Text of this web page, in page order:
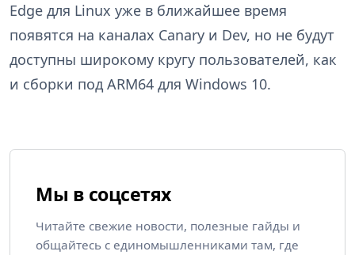
Edge для Linux уже в ближайшее время
появятся на каналах Canary и Dev, но не будут
доступны широкому кругу пользователей, как
и сборки под ARM64 для Windows 10.
Мы в соцсетях
Читайте свежие новости, полезные гайды и
общайтесь с единомышленниками там, где